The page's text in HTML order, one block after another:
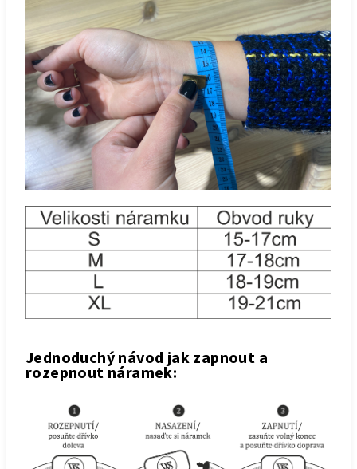
Jednoduchý návod jak zapnout a
rozepnout náramek: